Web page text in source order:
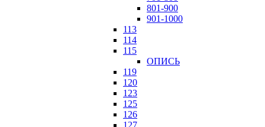
801-900
901-1000
113
114
115
ОПИСЬ
119
120
123
125
126
127